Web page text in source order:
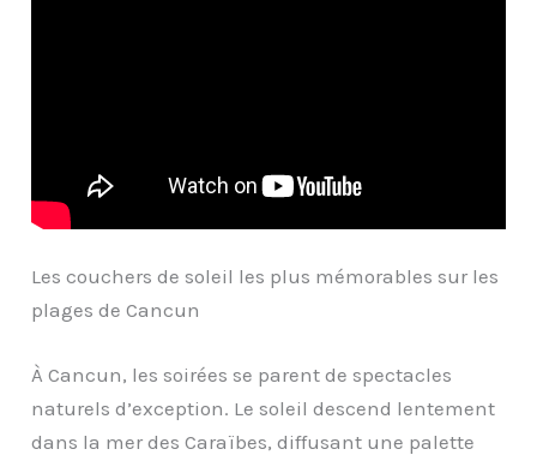
Les couchers de soleil les plus mémorables sur les
plages de Cancun
À Cancun, les soirées se parent de spectacles
naturels d’exception. Le soleil descend lentement
dans la mer des Caraïbes, diffusant une palette